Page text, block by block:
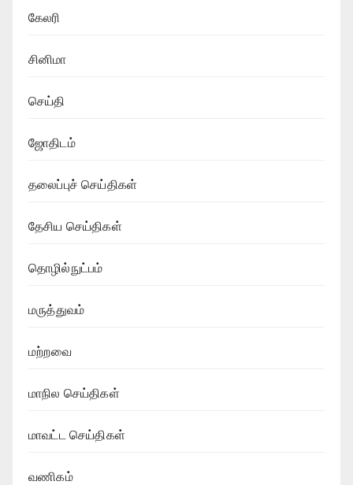
கேலரி
சினிமா
செய்தி
ஜோதிடம்
தலைப்புச் செய்திகள்
தேசிய செய்திகள்
தொழில்நுட்பம்
மருத்துவம்
மற்றவை
மாநில செய்திகள்
மாவட்ட செய்திகள்
வணிகம்